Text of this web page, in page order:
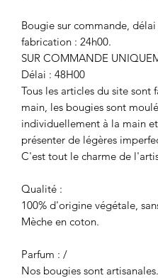
Bougie sur commande,
fabrication : 24h00.
SUR COMMANDE
Délai : 48H00
Tous les articles du site sont
main, les bougies sont
individuellement à la main
présenter de légères
C'est tout le charme de
Qualité :
100% d'origine végétale,
Mèche en coton.
Parfum : /
Nos bougies sont